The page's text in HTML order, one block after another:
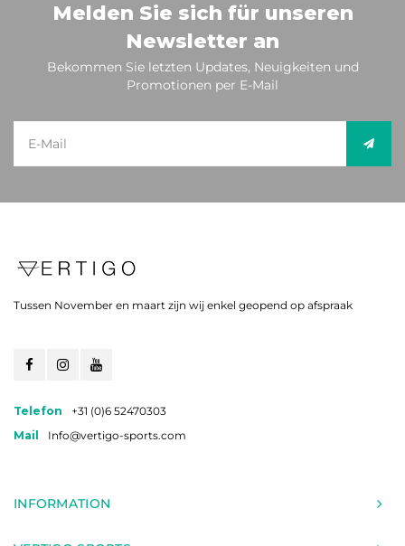
Melden Sie sich für unseren
Newsletter an
Bekommen Sie letzten Updates, Neuigkeiten und
Promotionen per E-Mail
Tussen November en maart zijn wij enkel geopend op afspraak
Telefon
+31 (0)6 52470303
Mail
Info@vertigo-sports.com
INFORMATION